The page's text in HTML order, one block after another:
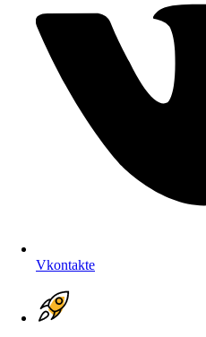
Vkontakte